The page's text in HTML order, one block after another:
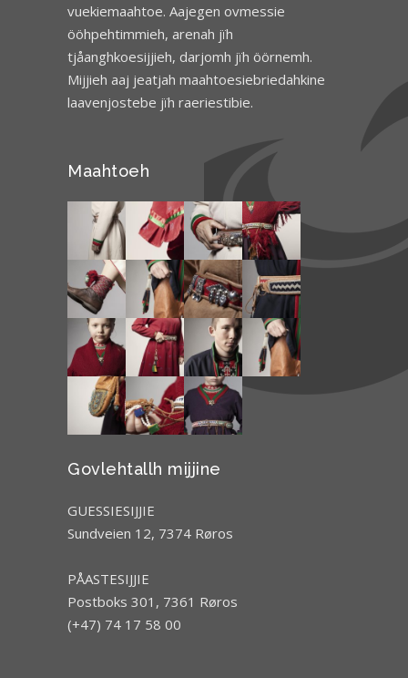
vuekiemaahtoe. Aajegen ovmessie
ööhpehtimmieh, arenah jïh
tjåanghkoesijjieh, darjomh jïh öörnemh.
Mijjieh aaj jeatjah maahtoesiebriedahkine
laavenjostebe jïh raeriestibie.
Maahtoeh
Govlehtallh mijjine
GUESSIESIJJIE
Sundveien 12, 7374 Røros
PÅASTESIJJIE
Postboks 301, 7361 Røros
(+47) 74 17 58 00